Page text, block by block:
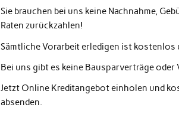
Sie brauchen bei uns keine Nachnahme,
Raten zurückzahlen!
Sämtliche Vorarbeit erledigen ist kostenlos
Bei uns gibt es keine Bausparverträge
Jetzt Online Kreditangebot einholen und
absenden.